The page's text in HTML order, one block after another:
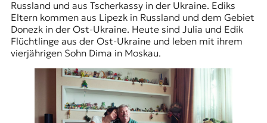
Russland und aus Tscherkassy in der Ukraine. Ediks
Eltern kommen aus Lipezk in Russland und dem Gebiet
Donezk in der Ost-Ukraine. Heute sind Julia und Edik
Flüchtlinge aus der Ost-Ukraine und leben mit ihrem
vierjährigen Sohn Dima in Moskau.